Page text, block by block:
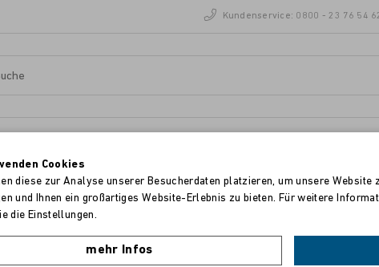
Kundenservice: 0800 - 23 76 54
P3045/P3050/P3055/
Cookies
diese zur Analyse unserer Besucherdaten platzieren, um unsere
und Ihnen ein großartiges Website-Erlebnis zu bieten. Für weitere
die Einstellungen.
mehr Infos